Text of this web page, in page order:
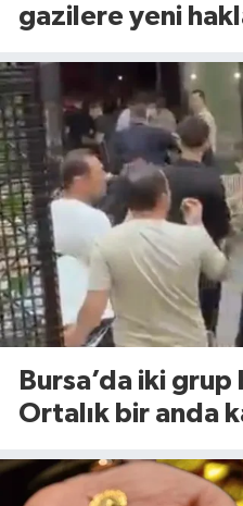
gazilere yeni
Bursa’da iki
Ortalık bir anda